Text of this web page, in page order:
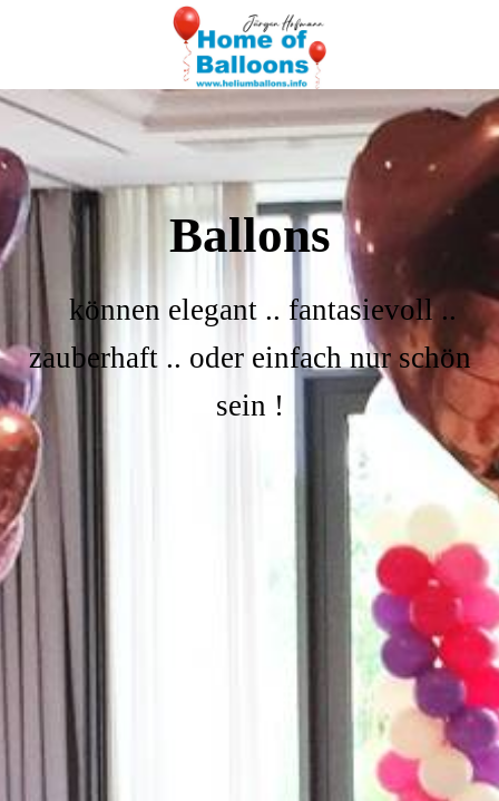
Ballons
können elegant .. fantasievoll ..
zauberhaft .. oder einfach nur schön
sein !